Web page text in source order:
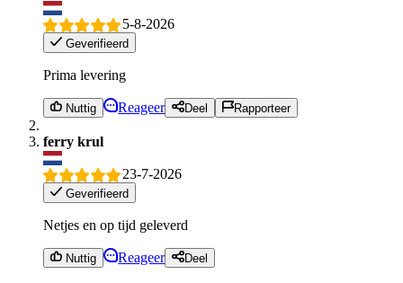
5-8-2026
Geverifieerd
Prima levering
Nuttig Reageer Deel Rapporteer
ferry krul
23-7-2026
Geverifieerd
Netjes en op tijd geleverd
Nuttig Reageer Deel